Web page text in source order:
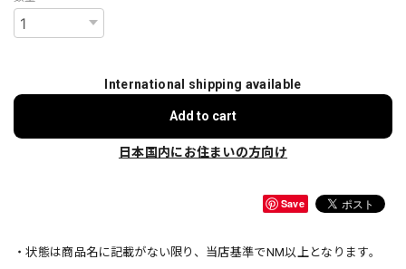
International shipping available
Add to cart
日本国内にお住まいの方向け
Save
・状態は商品名に記載がない限り、当店基準でNM以上となります。